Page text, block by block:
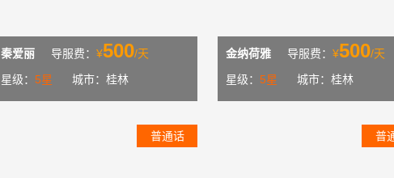
秦爱丽 导服费： ¥500/天
星级： 5星 城市：桂林
金纳荷雅 导服费： ¥500/天
星级： 5星 城市：桂林
普通话 普